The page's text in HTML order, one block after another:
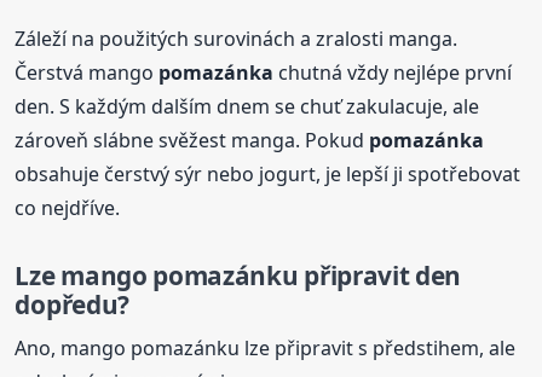
Záleží na použitých surovinách a zralosti manga.
Čerstvá mango pomazánka chutná vždy nejlépe první
den. S každým dalším dnem se chuť zakulacuje, ale
zároveň slábne svěžest manga. Pokud pomazánka
obsahuje čerstvý sýr nebo jogurt, je lepší ji spotřebovat
co nejdříve.
Lze mango pomazánku připravit den
dopředu?
Ano, mango pomazánku lze připravit s předstihem, ale